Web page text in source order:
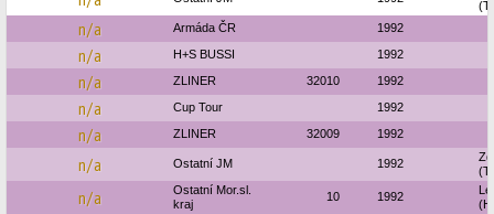
n/a Armáda ČR 1992
n/a H+S BUSSI 1992
n/a ZLINER 32010 1992
n/a Cup Tour 1992
n/a ZLINER 32009 1992
n/a Ostatní JM 1992
n/a
Ostatní Mor.sl.
kraj
10 1992